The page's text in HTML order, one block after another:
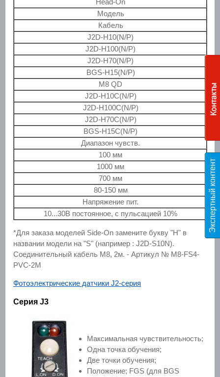
Э
к
с
п
е
р
т
н
ы
й
к
о
н
т
е
н
т
T
E
S
Head-On
Модель
Кабель
J2D-H10(N/P)
J2D-H100(N/P)
J2D-H70(N/P)
BGS-H15(N/P)
М8 QD
J2D-H10C(N/P)
J2D-H100C(N/P)
J2D-H70C(N/P)
BGS-H15C(N/P)
Диапазон чувств.
100 мм
1000 мм
700 мм
80-150 мм
Напряжение пит.
10...30В постоянное, с пульсацией 10%
*Для заказа моделей Side-On замените букву "H" в
названии модели на "S" (например : J2D-S10N).
Соединительный кабель М8, 2м. - Артикул № M8-FS4-
PVC-2M
Фотоэлектрические датчики J2-серия
Серия J3
Максимальная чувствительность;
Одна точка обучения;
Две точки обучения;
Положение; FGS (для BGS